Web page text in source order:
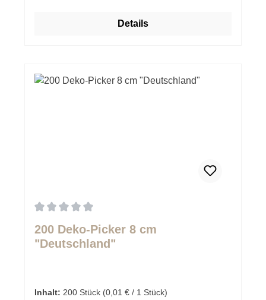
Details
200 Deko-Picker 8 cm
"Deutschland"
Inhalt: 200 Stück (0,01 € / 1 Stück)